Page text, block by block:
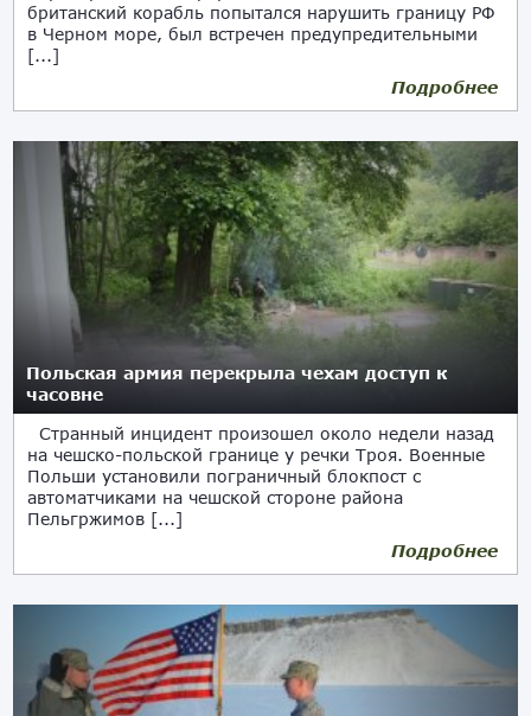
британский корабль попытался нарушить границу РФ
в Черном море, был встречен предупредительными
[...]
Подробнее
Польская армия перекрыла чехам доступ к
часовне
Странный инцидент произошел около недели назад
на чешско-польской границе у речки Троя. Военные
Польши установили пограничный блокпост с
автоматчиками на чешской стороне района
Пельгржимов [...]
Подробнее